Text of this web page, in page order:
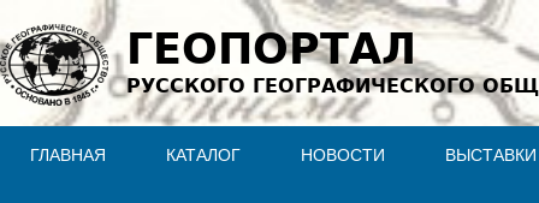
Jump to navigation
ГЕОПОРТАЛ
РУССКОГО ГЕОГРАФИЧЕСКОГО
ГЛАВНАЯ КАТАЛОГ НОВОСТИ ВЫСТАВКИ